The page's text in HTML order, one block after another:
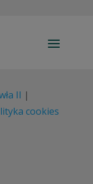
II |
cookies